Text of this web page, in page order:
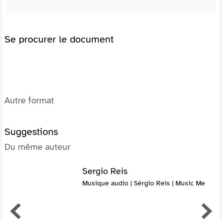
Se procurer le document
Autre format
Suggestions
Du même auteur
Sergio Reis
Musique audio | Sérgio Reis | Music Me